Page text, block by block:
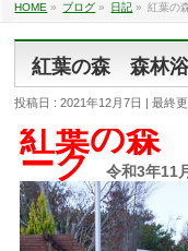
HOME » ブログ » 日記 » 紅葉の
紅葉の森 森林
投稿日 : 2021年12月7日 最終
紅葉の森
ーク 令和3年11